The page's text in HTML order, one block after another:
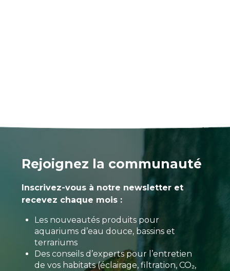
Rejoignez la communauté
Inscrivez-vous à notre newsletter et
recevez chaque mois :
Les nouveautés produits pour
aquariums d’eau douce, bassins et
terrariums
Des conseils d’experts pour l’entretien
de vos habitats (éclairage, filtration, CO₂,